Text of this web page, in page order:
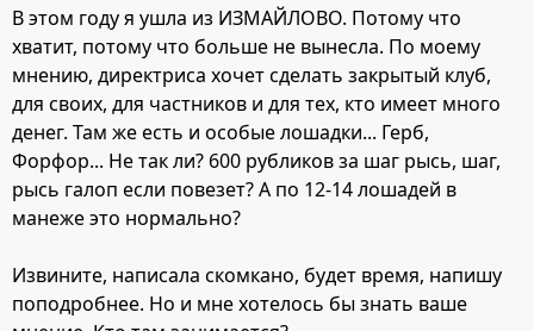
В этом году я ушла из ИЗМАЙЛОВО. Потому что
хватит, потому что больше не вынесла. По моему
мнению, директриса хочет сделать закрытый клуб,
для своих, для частников и для тех, кто имеет много
денег. Там же есть и особые лошадки... Герб,
Форфор... Не так ли? 600 рубликов за шаг рысь, шаг,
рысь галоп если повезет? А по 12-14 лошадей в
манеже это нормально?
Извините, написала скомкано, будет время, напишу
поподробнее. Но и мне хотелось бы знать ваше